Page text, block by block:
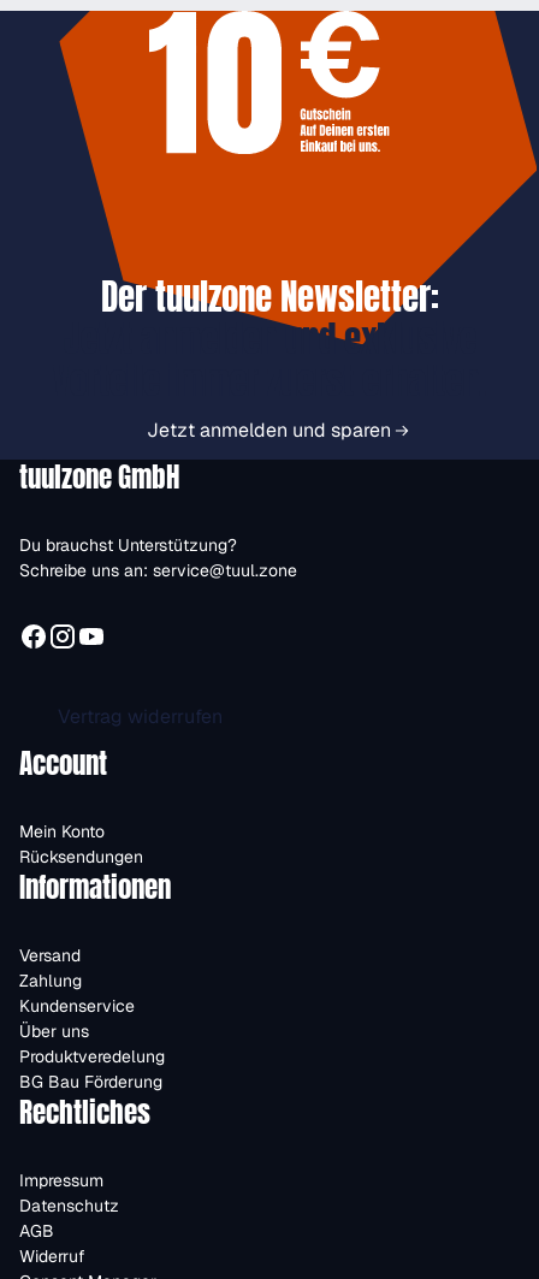
Der tuulzone Newsletter:
Jetzt anmelden und exklusive
Jetzt anmelden und sparen
tuulzone GmbH
Du brauchst Unterstützung?
Schreibe uns an: service@tuul.zone
Vertrag widerrufen
Account
Mein Konto
Rücksendungen
Informationen
Versand
Zahlung
Kundenservice
Über uns
Produktveredelung
BG Bau Förderung
Rechtliches
Impressum
Datenschutz
AGB
Widerruf